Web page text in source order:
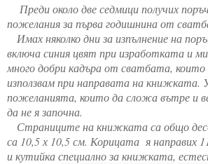
Преди около две седмици получих
пожелания за първа годишнина от
Имах няколко дни за изпълнение на
включа синия цвят при изработката и
много добри кадъра от сватбата,
използвам при направата на книжката.
пожеланията, които да сложа вътре и
да не я започна.
Страниците на книжката са общо
са 10,5 х 10,5 см. Корицата я направих
и кутийка специално за книжката,